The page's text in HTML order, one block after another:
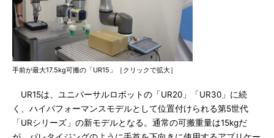
手前が最大17.5kg可搬の「UR15」［クリックで拡大］
UR15は、ユニバーサルロボットの「UR20」「UR30」に続
く、ハイパフォーマンスモデルとして位置付けられる第5世代
「URシリーズ」の新モデルとなる。通常の可搬重量は15kgだ